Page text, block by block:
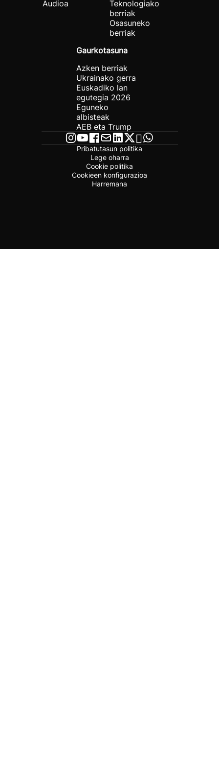
Audioa
Teknologiako
berriak
Osasuneko
berriak
Gaurkotasuna
Azken berriak
Ukrainako gerra
Euskadiko lan
egutegia 2026
Eguneko
albisteak
AEB eta Trump
Pribatutasun politika
Lege oharra
Cookie politika
Cookieen konfigurazioa
Harremana